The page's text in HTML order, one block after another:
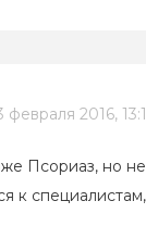
февраля 2016,
Псориаз, но
к